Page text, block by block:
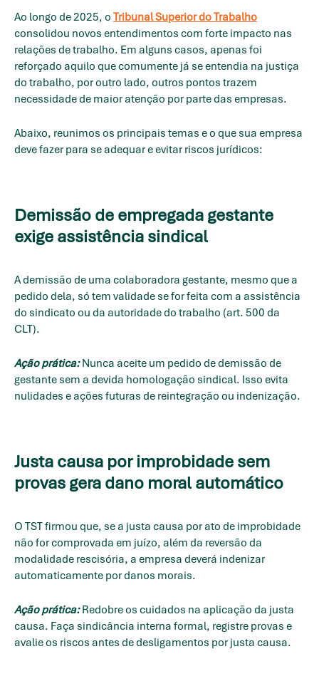
Ao longo de 2025, o Tribunal Superior do Trabalho
consolidou novos entendimentos com forte impacto nas
relações de trabalho. Em alguns casos, apenas foi
reforçado aquilo que comumente já se entendia na justiça
do trabalho, por outro lado, outros pontos trazem
necessidade de maior atenção por parte das empresas.
Abaixo, reunimos os principais temas e o que sua empresa
deve fazer para se adequar e evitar riscos jurídicos:
Demissão de empregada gestante
exige assistência sindical
A demissão de uma colaboradora gestante, mesmo que a
pedido dela, só tem validade se for feita com a assistência
do sindicato ou da autoridade do trabalho (art. 500 da
CLT).
Ação prática:Nunca aceite um pedido de demissão de
gestante sem a devida homologação sindical. Isso evita
nulidades e ações futuras de reintegração ou indenização.
Justa causa por improbidade sem
provas gera dano moral automático
O TST firmou que, se a justa causa por ato de improbidade
não for comprovada em juízo, além da reversão da
modalidade rescisória, a empresa deverá indenizar
automaticamente por danos morais.
Ação prática:Redobre os cuidados na aplicação da justa
causa. Faça sindicância interna formal, registre provas e
avalie os riscos antes de desligamentos por justa causa.